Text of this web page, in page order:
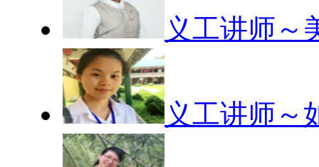
义工讲师～
义工讲师～